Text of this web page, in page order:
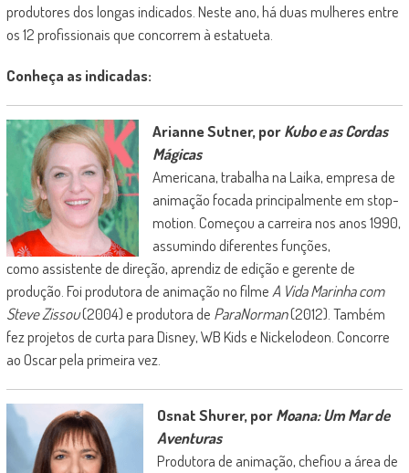
produtores dos longas indicados. Neste ano, há duas mulheres entre
os 12 profissionais que concorrem à estatueta.
Conheça as indicadas:
Arianne Sutner, porKubo e as Cordas
Mágicas
Americana, trabalha na Laika, empresa de
animação focada principalmente em stop-
motion. Começou a carreira nos anos 1990,
assumindo diferentes funções,
como assistente de direção, aprendiz de edição e gerente de
produção. Foi produtora de animação no filme A Vida Marinha com
Steve Zissou(2004) e produtora de ParaNorman(2012). Também
fez projetos de curta para Disney, WB Kids e Nickelodeon. Concorre
ao Oscar pela primeira vez.
Osnat Shurer, porMoana: Um Mar de
Aventuras
Produtora de animação, chefiou a área de